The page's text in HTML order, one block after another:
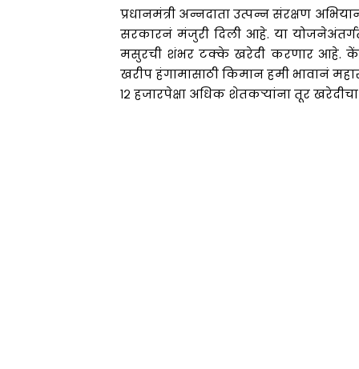
प्रधानमंत्री अन्नदाता उत्पन्न संरक्षण
सरकारनं मंजुरी दिली आहे. या
मसुरची शंभर टक्के खरेदी करणार आहे.
खरीप हंगामासाठी किमान हमी भावानं
१२ हजारपेक्षा अधिक शेतकऱ्यांना तूर